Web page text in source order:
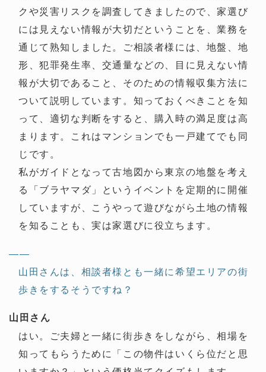
クや災害リスクを調査してきましたので、家選び
には見えない情報が大切だということを、業務を
通じて熟知しました。ご相談者様には、地盤、地
形、犯罪発生率、交通量などの、目に見えない情
報が大切であること、そのための情報収集方法に
ついて説明しています。知っておくべきことを知
って、適切な判断をすると、購入時の満足度は高
まります。これはマンションでも一戸建てでも同
じです。
私がガイドとなって古地図から東京の地盤を考え
る「ブラヤマダ」というイベントを定期的に開催
していますが、こうやって遊びながら土地の情報
を知ることも、実は家選びに役立ちます。
——
山田さんは、相談者様とも一緒に希望エリアの街
歩きをするそうですね？
山田さん
はい。ご夫婦と一緒に街歩きをしながら、相場を
知ってもらうために「この物件はいくら位だと思